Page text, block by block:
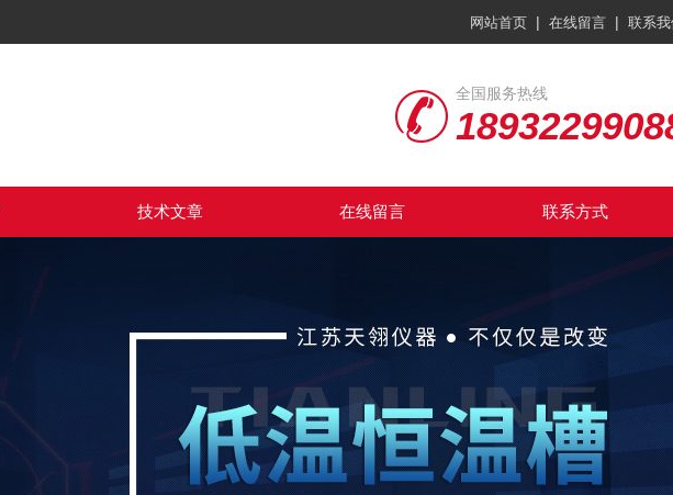
网站首页 | 在线留言 | 联系
全国服务热线
技术文章 在线留言 联系方式